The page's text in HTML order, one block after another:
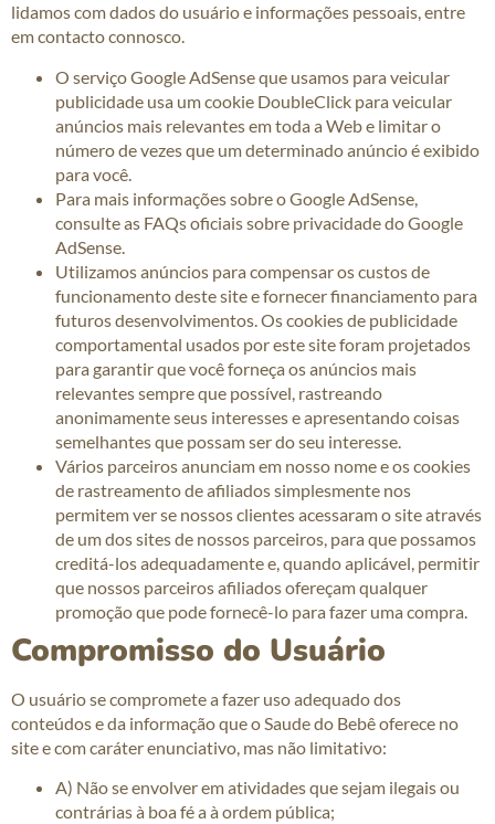
lidamos com dados do usuário e informações pessoais, entre
em contacto connosco.
O serviço Google AdSense que usamos para veicular
publicidade usa um cookie DoubleClick para veicular
anúncios mais relevantes em toda a Web e limitar o
número de vezes que um determinado anúncio é exibido
para você.
Para mais informações sobre o Google AdSense,
consulte as FAQs oficiais sobre privacidade do Google
AdSense.
Utilizamos anúncios para compensar os custos de
funcionamento deste site e fornecer financiamento para
futuros desenvolvimentos. Os cookies de publicidade
comportamental usados ​​por este site foram projetados
para garantir que você forneça os anúncios mais
relevantes sempre que possível, rastreando
anonimamente seus interesses e apresentando coisas
semelhantes que possam ser do seu interesse.
Vários parceiros anunciam em nosso nome e os cookies
de rastreamento de afiliados simplesmente nos
permitem ver se nossos clientes acessaram o site através
de um dos sites de nossos parceiros, para que possamos
creditá-los adequadamente e, quando aplicável, permitir
que nossos parceiros afiliados ofereçam qualquer
promoção que pode fornecê-lo para fazer uma compra.
Compromisso do Usuário
O usuário se compromete a fazer uso adequado dos
conteúdos e da informação que o Saude do Bebê oferece no
site e com caráter enunciativo, mas não limitativo:
A) Não se envolver em atividades que sejam ilegais ou
contrárias à boa fé a à ordem pública;